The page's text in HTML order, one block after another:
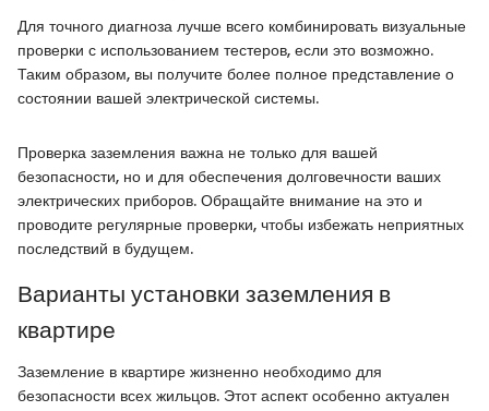
Для точного диагноза лучше всего комбинировать визуальные
проверки с использованием тестеров, если это возможно.
Таким образом, вы получите более полное представление о
состоянии вашей электрической системы.
Проверка заземления важна не только для вашей
безопасности, но и для обеспечения долговечности ваших
электрических приборов. Обращайте внимание на это и
проводите регулярные проверки, чтобы избежать неприятных
последствий в будущем.
Варианты установки заземления в
квартире
Заземление в квартире жизненно необходимо для
безопасности всех жильцов. Этот аспект особенно актуален